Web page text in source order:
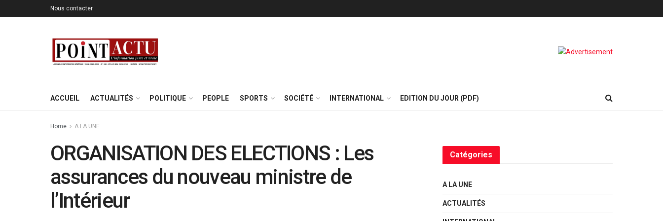
Nous contacter
ACCUEIL ACTUALITÉS POLITIQUE PEOPLE SPORTS SOCIÉTÉ INTERNATIONAL EDITION DU JOUR (PDF)
Home A LA UNE
ORGANISATION DES ELECTIONS : Les
assurances du nouveau ministre de
l’Intérieur
Catégories
A LA UNE
ACTUALITÉS